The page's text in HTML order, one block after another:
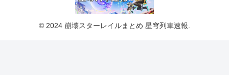
© 2024 崩壊スターレイルまとめ 星穹列車速報.